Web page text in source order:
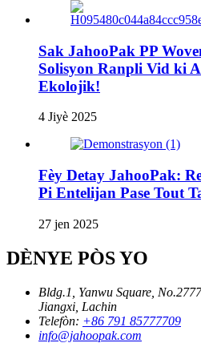
Sak JahooPak PP
Solisyon Ranpli Vid ki
Ekolojik!
4 Jiyè 2025
Fèy Detay JahooPak:
Pi Entelijan Pase Tout
27 jen 2025
DÈNYE PÒS YO
Bldg.1, Yanwu Square,
Jiangxi, Lachin
Telefòn: +86 791 85777709
info@jahoopak.com